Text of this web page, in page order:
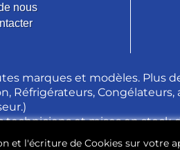
nous
marques et modèles. Plus
Réfrigérateurs, Congélateurs,
techniciens et mises en stock
et l'écriture de Cookies sur votre